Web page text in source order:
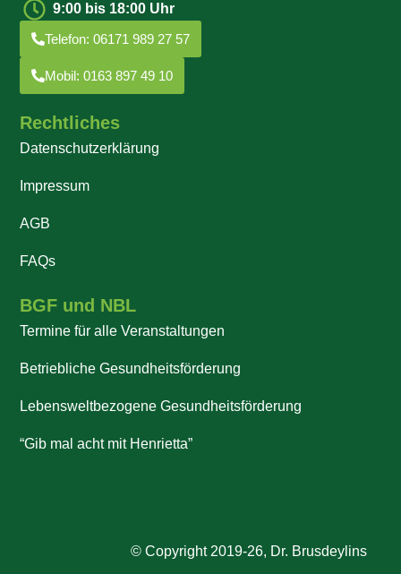
BGF und NBL
Termine für alle Veranstaltungen
Betriebliche Gesundheitsförderung
Lebensweltbezogene Gesundheitsförderung
“Gib mal acht mit Henrietta”
Rechtliches
Datenschutzerklärung
Impressum
AGB
FAQs
9:00 bis 18:00 Uhr
Telefon: 06171 989 27 57
Mobil: 0163 897 49 10
© Copyright 2019-26, Dr. Brusdeylins